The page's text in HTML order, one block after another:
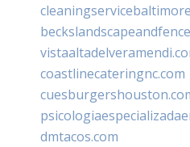
coastlinecateringnc.com
dmtacos.com